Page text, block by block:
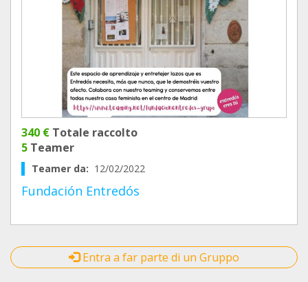
340 € Totale raccolto
5 Teamer
Teamer da: 12/02/2022
Fundación Entredós
Entra a far parte di un Gruppo